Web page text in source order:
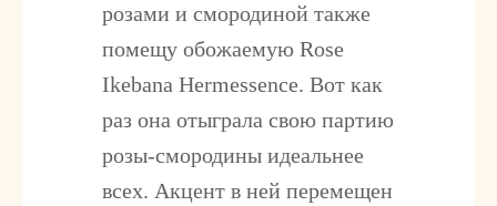
розами и смородиной также
помещу обожаемую Rose
Ikebana Hermessence. Вот как
раз она отыграла свою партию
розы-смородины идеальнее
всех. Акцент в ней перемещен